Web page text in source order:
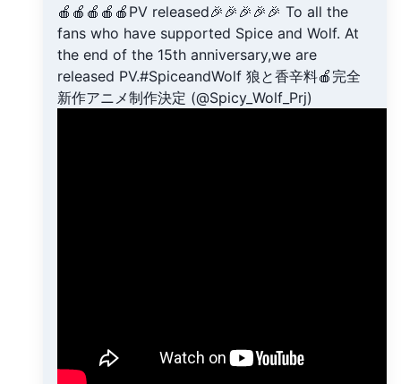
🍎🍎🍎🍎🍎PV released🎉🎉🎉🎉🎉 To all the
fans who have supported Spice and Wolf. At
the end of the 15th anniversary,we are
released PV.#SpiceandWolf 狼と香辛料🍎完全
新作アニメ制作決定 (@Spicy_Wolf_Prj)